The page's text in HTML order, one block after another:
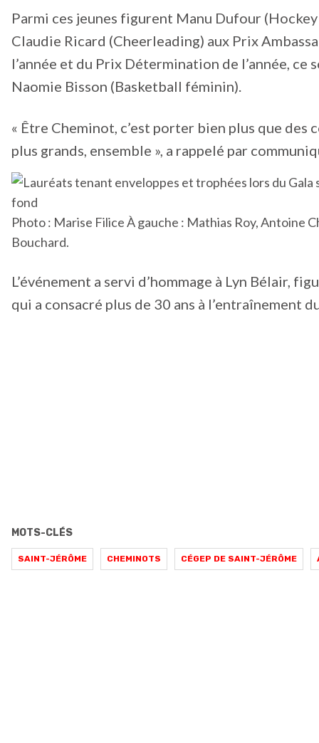
Parmi ces jeunes figurent Manu Dufour
Claudie Ricard (Cheerleading) aux Prix
l’année et du Prix Détermination de l’année,
Naomie Bisson (Basketball féminin).
« Être Cheminot, c’est porter bien plus que des
plus grands, ensemble », a rappelé par
Photo : Marise Filice À gauche : Mathias Roy, Antoine
Bouchard.
L’événement a servi d’hommage à Lyn Bélair,
qui a consacré plus de 30 ans à l’entraînement
MOTS-CLÉS
SAINT-JÉRÔME CHEMINOTS CÉGEP DE SAINT-JÉRÔME